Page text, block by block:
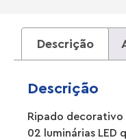
Descrição
Descrição
Ripado decorativo
02 luminárias LED